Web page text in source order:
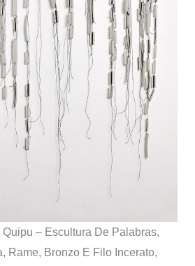
– Escultura De Palabras,
Rame, Bronzo E Filo Incerato,